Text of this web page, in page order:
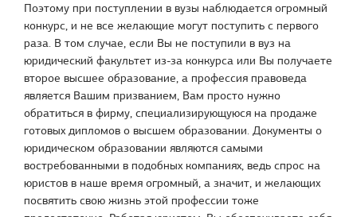
Поэтому при поступлении в вузы наблюдается огромный
конкурс, и не все желающие могут поступить с первого
раза. В том случае, если Вы не поступили в вуз на
юридический факультет из-за конкурса или Вы получаете
второе высшее образование, а профессия правоведа
является Вашим призванием, Вам просто нужно
обратиться в фирму, специализирующуюся на продаже
готовых дипломов о высшем образовании. Документы о
юридическом образовании являются самыми
востребованными в подобных компаниях, ведь спрос на
юристов в наше время огромный, а значит, и желающих
посвятить свою жизнь этой профессии тоже